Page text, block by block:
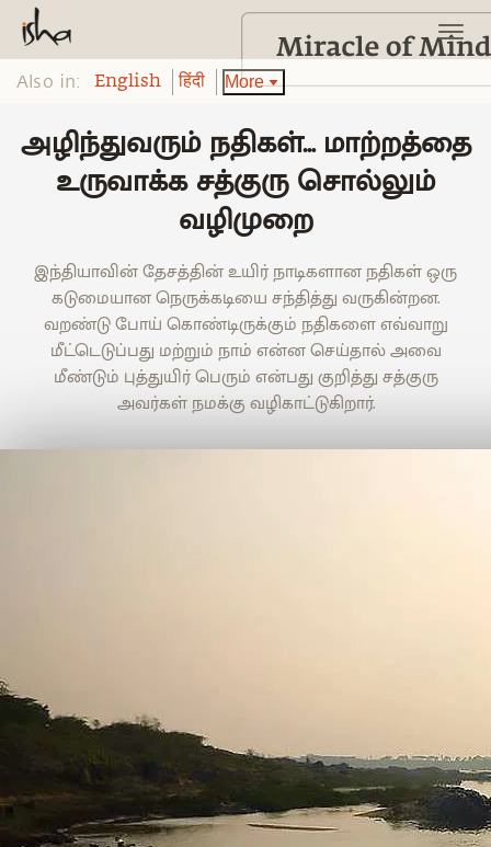
Also in: English हिंदी More
அழிந்துவரும் நதிகள்… மாற்றத்தை
உருவாக்க சத்குரு சொல்லும்
வழிமுறை
இந்தியாவின் தேசத்தின் உயிர் நாடிகளான நதிகள் ஒரு
கடுமையான நெருக்கடியை சந்தித்து வருகின்றன.
வறண்டு போய் கொண்டிருக்கும் நதிகளை எவ்வாறு
மீட்டெடுப்பது மற்றும் நாம் என்ன செய்தால் அவை
மீண்டும் புத்துயிர் பெரும் என்பது குறித்து சத்குரு
அவர்கள் நமக்கு வழிகாட்டுகிறார்.